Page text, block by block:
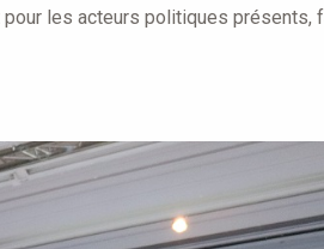
les acteurs politiques présents,